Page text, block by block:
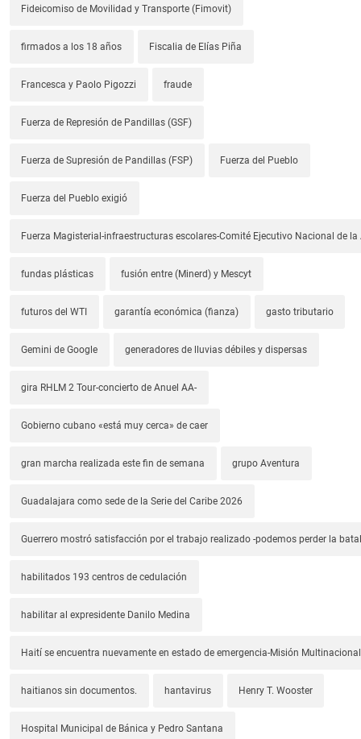
Fideicomiso de Movilidad y Transporte (Fimovit)
firmados a los 18 años Fiscalia de Elías Piña
Francesca y Paolo Pigozzi fraude
Fuerza de Represión de Pandillas (GSF)
Fuerza de Supresión de Pandillas (FSP) Fuerza del Pueblo
Fuerza del Pueblo exigió
Fuerza Magisterial-infraestructuras escolares-Comité Ejecutivo Nacional de la
fundas plásticas fusión entre (Minerd) y Mescyt
futuros del WTI garantía económica (fianza) gasto tributario
Gemini de Google generadores de lluvias débiles y dispersas
gira RHLM 2 Tour-concierto de Anuel AA-
Gobierno cubano «está muy cerca» de caer
gran marcha realizada este fin de semana grupo Aventura
Guadalajara como sede de la Serie del Caribe 2026
Guerrero mostró satisfacción por el trabajo realizado -podemos perder la
habilitados 193 centros de cedulación
habilitar al expresidente Danilo Medina
Haití se encuentra nuevamente en estado de emergencia-Misión
haitianos sin documentos. hantavirus Henry T. Wooster
Hospital Municipal de Bánica y Pedro Santana